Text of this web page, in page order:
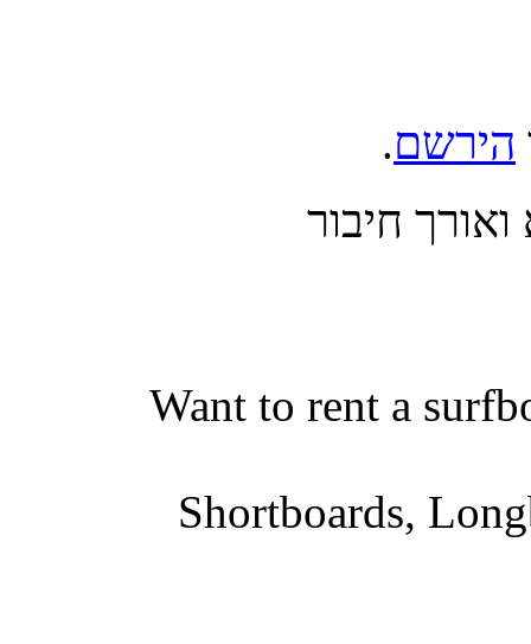
הירשם.
חיבור
Want to rent a
Shortboards,